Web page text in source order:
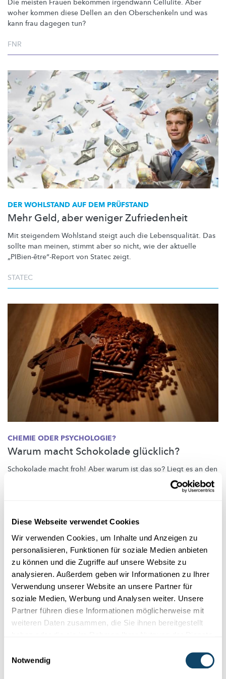
Diese Webseite verwendet Cookies
Wir verwenden Cookies, um Inhalte und Anzeigen zu
personalisieren, Funktionen für soziale Medien anbieten
zu können und die Zugriffe auf unsere Website zu
analysieren. Außerdem geben wir Informationen zu Ihrer
Verwendung unserer Website an unsere Partner für
soziale Medien, Werbung und Analysen weiter. Unsere
Partner führen diese Informationen möglicherweise mit
weiteren Daten zusammen, die Sie ihnen bereitgestellt
Notwendig
Die meisten Frauen bekommen irgendwann Cellulite. Aber
woher kommen diese Dellen an den Oberschenkeln und was
kann frau dagegen tun?
FNR
DER WOHLSTAND AUF DEM PRÜFSTAND
Mehr Geld, aber weniger Zufriedenheit
Mit steigendem Wohlstand steigt auch die Lebensqualität. Das
sollte man meinen, stimmt aber so nicht, wie der aktuelle
„PIBien-être“-Report von Statec zeigt.
STATEC
CHEMIE ODER PSYCHOLOGIE?
Warum macht Schokolade glücklich?
Schokolade macht froh! Aber warum ist das so? Liegt es an den
psychologisches